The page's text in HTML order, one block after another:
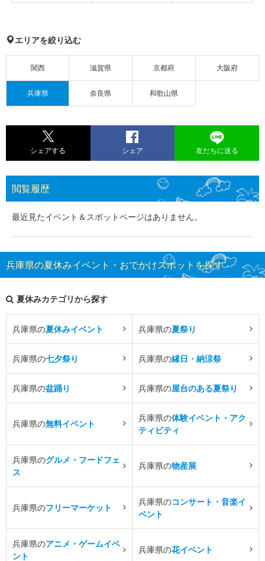
エリアを絞り込む
関西 滋賀県 京都府 大阪府
兵庫県 奈良県 和歌山県
シェアする シェア 友だちに送る
閲覧履歴
最近見たイベント＆スポットページはありません。
兵庫県の夏休みイベント・おでかけスポットを探す
夏休みカテゴリから探す
兵庫県の夏休みイベント 兵庫県の夏祭り
兵庫県の七夕祭り 兵庫県の縁日・納涼祭
兵庫県の盆踊り 兵庫県の屋台のある夏祭り
兵庫県の無料イベント
兵庫県の体験イベント・アク
ティビティ
兵庫県のグルメ・フードフェ
ス
兵庫県の物産展
兵庫県のフリーマーケット
兵庫県のコンサート・音楽イ
ベント
兵庫県のアニメ・ゲームイベ
ント
兵庫県の花イベント